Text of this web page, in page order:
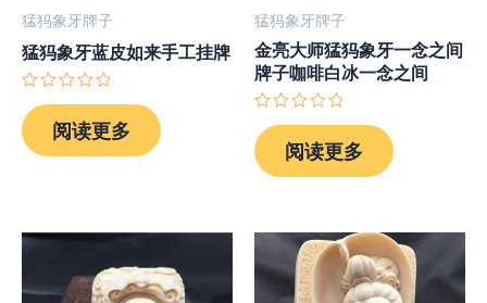
猛犸象牙牌子
猛犸象牙蓝皮如来手工挂牌
评
分
0
&sol;
阅读更多
猛犸象牙牌子
金亮大师猛犸象牙一念之间
牌子咖啡白冰一念之间
评
分
0
&sol;
阅读更多